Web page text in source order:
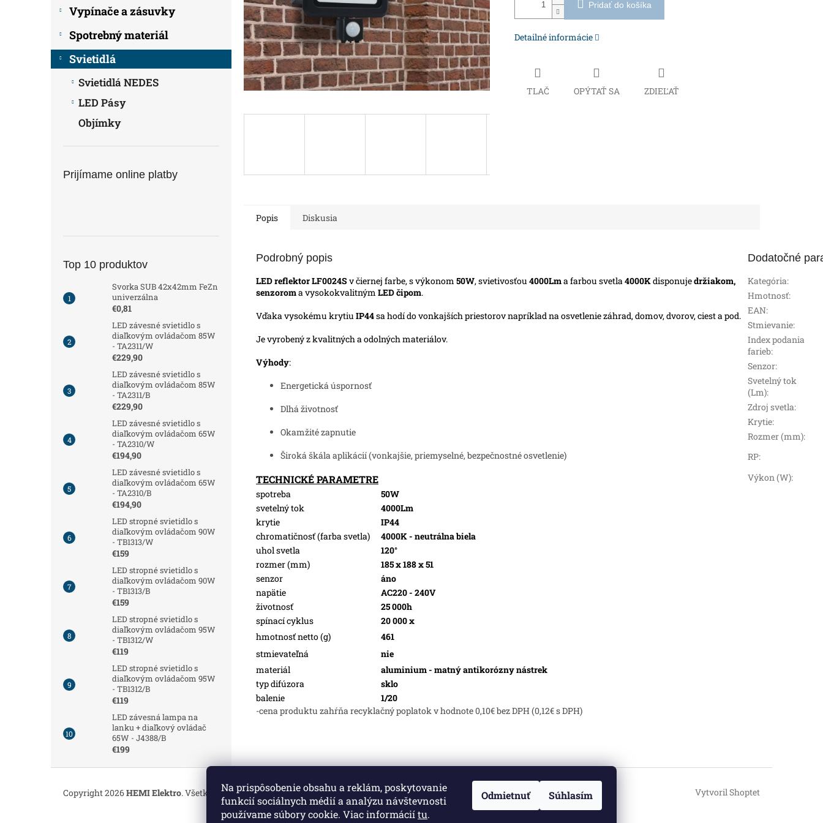
Na prispôsobenie obsahu a reklám, poskytovanie
funkcií sociálnych médií a analýzu návštevnosti
používame súbory cookie. Viac informáciítu.
Odmietnuť Súhlasím
Vypínače a zásuvky
Spotrebný materiál
Svietidlá
Svietidlá NEDES
LED Pásy
Objímky
Prijímame online platby
Top 10 produktov
Svorka SUB 42x42mm FeZn
univerzálna
€0,81
LED závesné svietidlo s
diaľkovým ovládačom 85W
- TA2311/W
€229,90
LED závesné svietidlo s
diaľkovým ovládačom 85W
- TA2311/B
€229,90
LED závesné svietidlo s
diaľkovým ovládačom 65W
- TA2310/W
€194,90
LED závesné svietidlo s
diaľkovým ovládačom 65W
- TA2310/B
€194,90
LED stropné svietidlo s
diaľkovým ovládačom 90W
- TB1313/W
€159
LED stropné svietidlo s
diaľkovým ovládačom 90W
- TB1313/B
€159
LED stropné svietidlo s
diaľkovým ovládačom 95W
- TB1312/W
€119
LED stropné svietidlo s
diaľkovým ovládačom 95W
- TB1312/B
€119
LED závesná lampa na
lanku + diaľkový ovládač
65W - J4388/B
€199
Pridať do košíka
Detailné informácie
TLAČ OPÝTAŤ SA ZDIEĽAŤ
Popis Diskusia
Podrobný popis
LED reflektor LF0024S v čiernej farbe, s výkonom 50W, svietivosťou 4000Lma farbou svetla 4000K disponujedržiakom,
senzoroma vysokokvalitným LED čipom.
Vďaka vysokému krytiu IP44sa hodí do vonkajších priestorov napríklad na osvetlenie záhrad, domov, dvorov, ciest a pod.
Je vyrobený z kvalitných a odolných materiálov.
Výhody:
Energetická úspornosť
Dlhá životnosť
Okamžité zapnutie
Široká škála aplikácií (vonkajšie, priemyselné, bezpečnostné osvetlenie)
TECHNICKÉ PARAMETRE
spotreba
50W
svetelný tok
4000Lm
krytie
IP44
chromatičnosť (farba svetla)
4000K - neutrálna biela
uhol svetla
120°
rozmer (mm)
185 x 188 x 51
senzor
áno
napätie
AC220 - 240V
životnosť
25 000h
spínací cyklus
20 000 x
hmotnosť netto (g)
461
stmievateľná
nie
materiál
aluminium - matný antikorózny nástrek
typ difúzora
sklo
balenie
1/20
-cena produktu zahŕňa recyklačný poplatok v hodnote 0,10€ bez DPH (0,12€ s DPH)
Dodatočné
Kategória:
Hmotnosť:
EAN:
Stmievanie:
Index podania
farieb:
Senzor:
Svetelný tok
(Lm):
Zdroj svetla:
Krytie:
Rozmer (mm):
RP:
Výkon (W):
Vytvoril Shoptet
Copyright 2026HEMI Elektro. Všetky práva vyhradené.Upraviť nastavenie cookies